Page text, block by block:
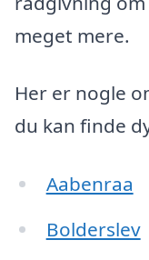
meget mere.
Her er nogle
du kan finde
Aabenraa
Bolderslev